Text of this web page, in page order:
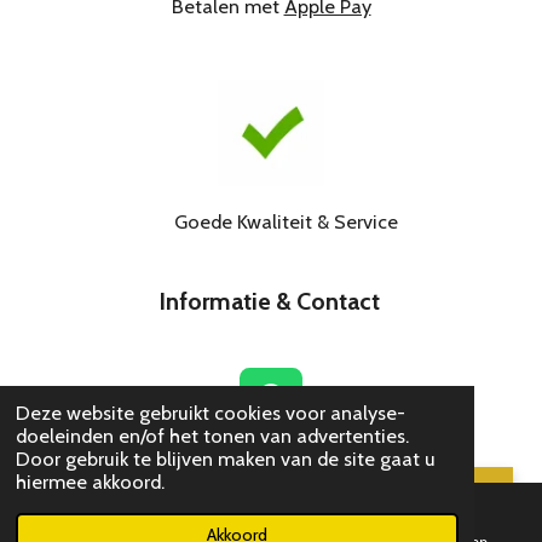
Deze website gebruikt cookies voor analyse-
doeleinden en/of het tonen van advertenties.
Door gebruik te blijven maken van de site gaat u
hiermee akkoord.
Akkoord
Betalen met Apple Pay
Goede Kwaliteit & Service
Informatie & Contact
W
h
a
© 2021sk-shop